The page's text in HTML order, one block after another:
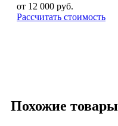
от 12 000 руб.
Рассчитать стоимость
Похожие товары